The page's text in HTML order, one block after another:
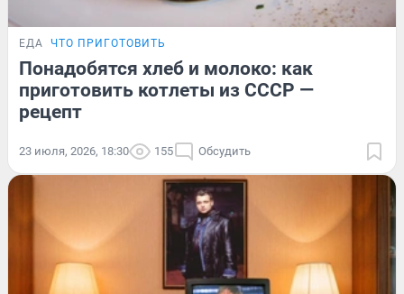
ЕДА ЧТО ПРИГОТОВИТЬ
Понадобятся хлеб и молоко: как
приготовить котлеты из СССР —
рецепт
23 июля, 2026, 18:30 155 Обсудить